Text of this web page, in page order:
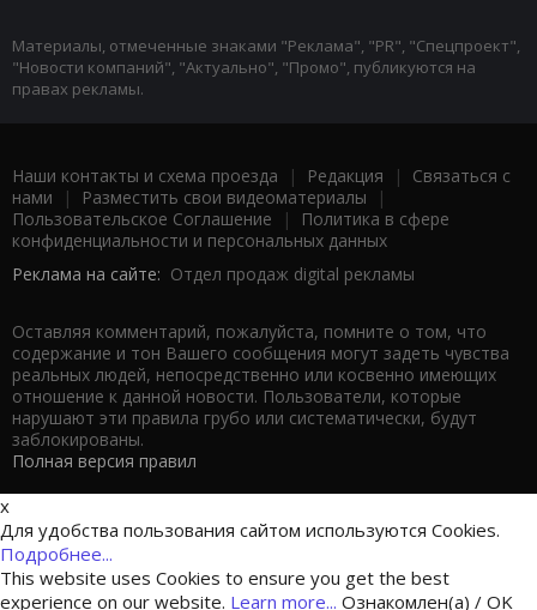
Материалы, отмеченные знаками "Реклама", "PR", "Спецпроект",
"Новости компаний", "Актуально", "Промо", публикуются на
правах рекламы.
Наши контакты и схема проезда | Редакция | Связаться с
нами | Разместить свои видеоматериалы |
Пользовательское Соглашение |
Политика в сфере
конфиденциальности и персональных данных
Реклама на сайте: Отдел продаж digital рекламы
Оставляя комментарий, пожалуйста, помните о том, что
содержание и тон Вашего сообщения могут задеть чувства
реальных людей, непосредственно или косвенно имеющих
отношение к данной новости. Пользователи, которые
нарушают эти правила грубо или систематически, будут
заблокированы.
Полная версия правил
x
Для удобства пользования сайтом используются Cookies.
Подробнее...
This website uses Cookies to ensure you get the best
experience on our website. Learn more... Ознакомлен(а) / OK